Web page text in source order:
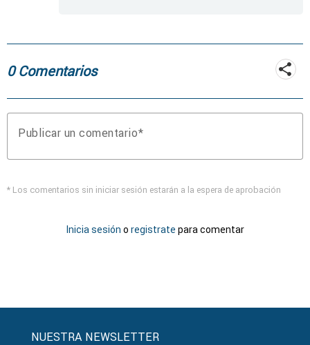
0 Comentarios
Publicar un comentario
* Los comentarios sin iniciar sesión estarán a la espera de aprobación
Inicia sesión o registrate para comentar
NUESTRA NEWSLETTER